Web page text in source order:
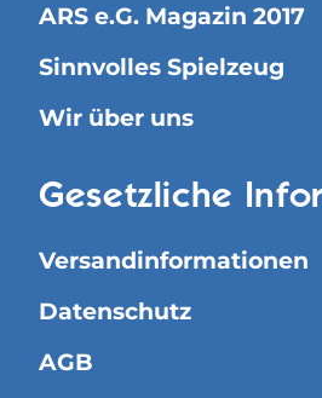
ARS e.G. Magazin 2017
Sinnvolles Spielzeug
Wir über uns
Gesetzliche
Versandinformationen
Datenschutz
AGB